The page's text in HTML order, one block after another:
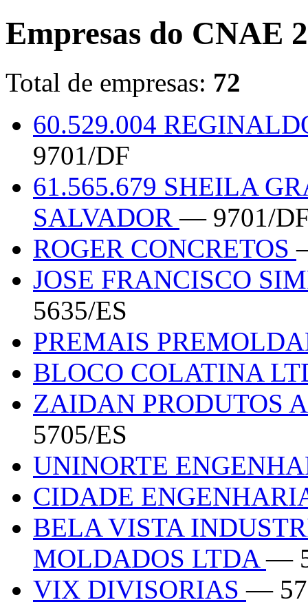
Empresas do CNAE
Total de empresas: 72
60.529.004
9701/DF
61.565.679 SHEILA
SALVADOR— 9701/
ROGER CONCRETOS
JOSE FRANCISCO
5635/ES
PREMAIS
BLOCO COLATINA
ZAIDAN PRODUTOS
5705/ES
UNINORTE
CIDADE
BELA VISTA
MOLDADOS LTDA—
VIX DIVISORIAS—